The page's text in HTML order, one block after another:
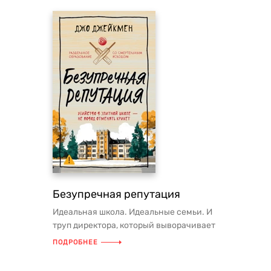
Безупречная репутация
Идеальная школа. Идеальные семьи. И
труп директора, который выворачивает
эту идеальную картинку наиз...
ПОДРОБНЕЕ